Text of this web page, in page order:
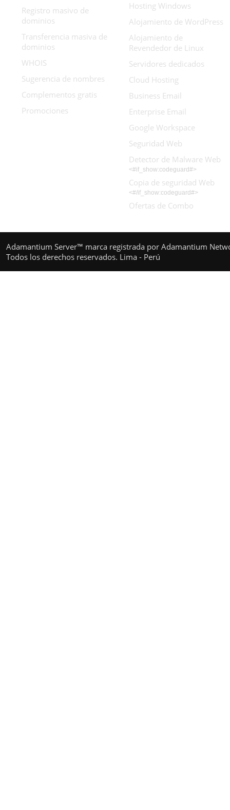
Registro masivo de
dominios
Transferencia masiva de
dominios
WHOIS
Sugerencia de nombres
Complementos gratis
Promociones
Hosting Windows
Alojamiento de WordPress
Alojamiento de
Revendedor de Linux
Servidores dedicados
Cloud Hosting
Business Email
Enterprise Email
Google Workspace
Seguridad Web
Detector de Malware Web
<#if_show:codeguard#>
Copia de seguridad Web
<#/if_show:codeguard#>
Ofertas de Combo
Adamantium Server™ marca registrada por Adamantium
Todos los derechos reservados. Lima - Perú